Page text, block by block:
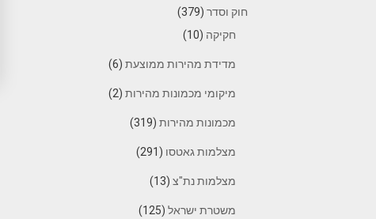
חוק וסדר (379)
חקיקה (10)
מדידת מהירות ממוצעת (6)
מיקומי מכמונות מהירות (2)
מכמונות מהירות (319)
מצלמות גאטסו (291)
מצלמות נת"צ (13)
משטרת ישראל (125)